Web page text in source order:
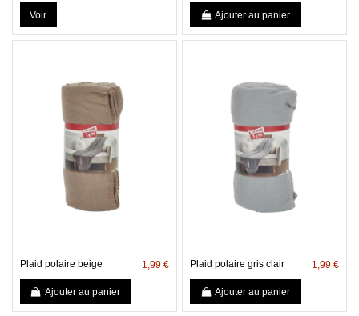
Voir Ajouter au panier
Plaid polaire beige 1,99 €
Ajouter au panier
Plaid polaire gris clair 1,99 €
Ajouter au panier